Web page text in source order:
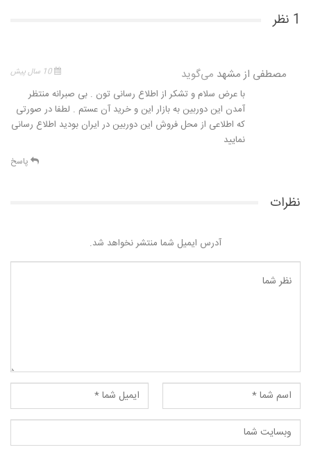
1 نظر
مصطفی از مشهد می‌گوید
با عرض سلام و تشکر از اطلاع رسانی تون . بی صبرانه منتظر
آمدن این دوربین به بازار این و خرید آن عستم . لطفا در صورتی
که اطلاعی از محل فروش این دوربین در ایران بودید اطلاع رسانی
نمایید
پاسخ
نظرات
آدرس ایمیل شما منتشر نخواهد شد.